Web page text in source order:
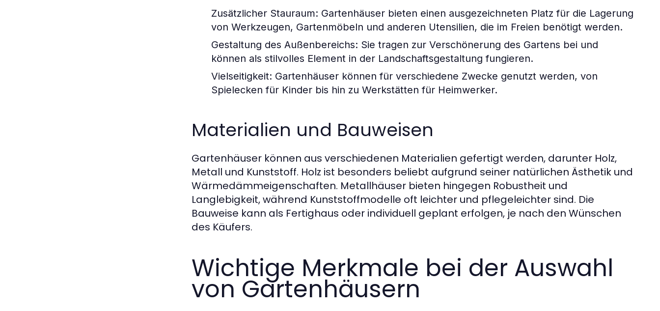
Zusätzlicher Stauraum: Gartenhäuser bieten einen ausgezeichneten Platz für die Lagerung
von Werkzeugen, Gartenmöbeln und anderen Utensilien, die im Freien benötigt werden.
Gestaltung des Außenbereichs: Sie tragen zur Verschönerung des Gartens bei und
können als stilvolles Element in der Landschaftsgestaltung fungieren.
Vielseitigkeit: Gartenhäuser können für verschiedene Zwecke genutzt werden, von
Spielecken für Kinder bis hin zu Werkstätten für Heimwerker.
Materialien und Bauweisen
Gartenhäuser können aus verschiedenen Materialien gefertigt werden, darunter Holz,
Metall und Kunststoff. Holz ist besonders beliebt aufgrund seiner natürlichen Ästhetik und
Wärmedämmeigenschaften. Metallhäuser bieten hingegen Robustheit und
Langlebigkeit, während Kunststoffmodelle oft leichter und pflegeleichter sind. Die
Bauweise kann als Fertighaus oder individuell geplant erfolgen, je nach den Wünschen
des Käufers.
Wichtige Merkmale bei der Auswahl
von Gartenhäusern